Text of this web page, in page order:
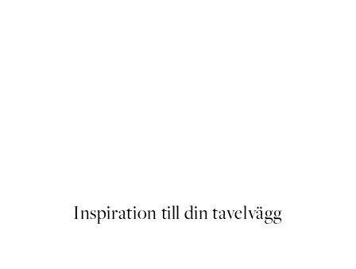
Inspiration till din tavelvägg